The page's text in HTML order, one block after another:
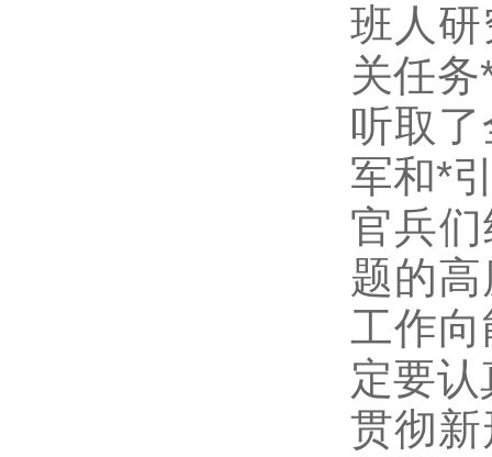
班人
关任
听取
军和*
官兵
题的
工作
定要
贯彻